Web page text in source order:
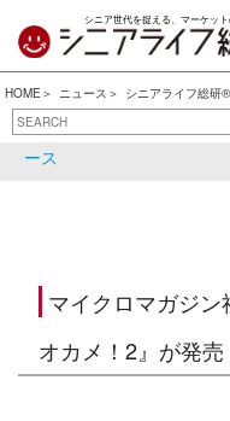
シニア世代を捉える、マーケット
HOME ニュース
シニアライフ総研
シニアライフ総研®特選ニ
ース
マイクロマガジ
オカメ！2』が発売